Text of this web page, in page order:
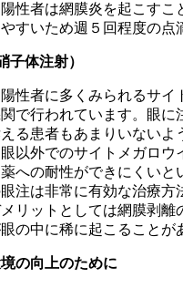
性者は網膜炎を起こすこ
すいため週５回程度の
子体注射）
性者に多くみられるサイ
で行われています。眼
る患者もあまりいないよ
以外でのサイトメガロウ
への耐性ができにくい
注は非常に有効な治療方
リットとしては網膜剥離
の中に稀に起こることが
の向上のために